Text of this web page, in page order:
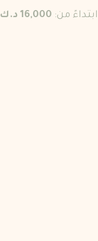
ابتداءً من: 16,000 د.ك